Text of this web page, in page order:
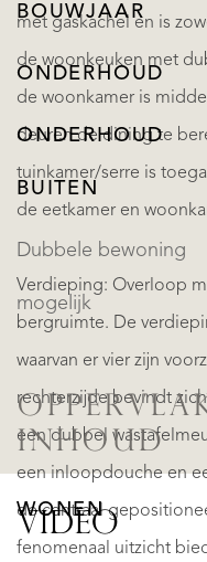
met gaskachel en is
de woonkeuken met
de woonkamer is
deuren de dining te
tuinkamer/serre is
de eetkamer en
Verdieping: Overloop
bergruimte. De
waarvan er vier zijn
rechterzijde bevindt
een dubbel
een inloopdouche en
de centraal
fenomenaal uitzicht
BOUWJAAR
ONDERHOUD
ONDERHOUD
BUITEN
Dubbele bewoning
mogelijk
INHOUD
WONEN
VIDEO